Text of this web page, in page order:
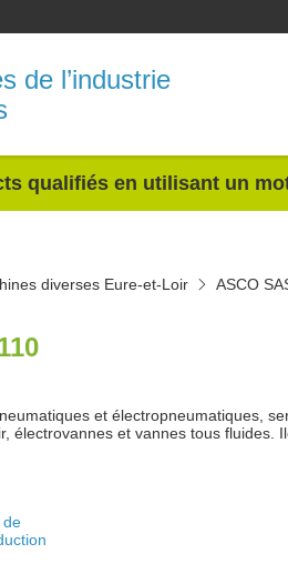
de l’industrie
qualifiés en utilisant un
diverses Eure-et-Loir ASCO
et électropneumatiques,
électrovannes et vannes tous fluides.
de